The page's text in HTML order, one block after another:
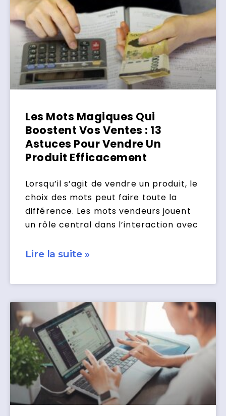
Les Mots Magiques Qui
Boostent Vos Ventes : 13
Astuces Pour Vendre Un
Produit Efficacement
Lorsqu’il s’agit de vendre un produit, le
choix des mots peut faire toute la
différence. Les mots vendeurs jouent
un rôle central dans l’interaction avec
Lire la suite »